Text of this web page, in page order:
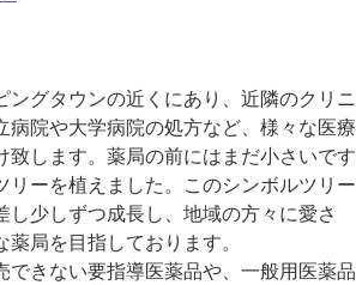
ングタウンの近くにあり、近隣のクリニ
病院や大学病院の処方など、様々な医療
致します。薬局の前にはまだ小さいです
リーを植えました。このシンボルツリー
し少しずつ成長し、地域の方々に愛さ
局を目指しております。
できない要指導医薬品や、一般用医薬品